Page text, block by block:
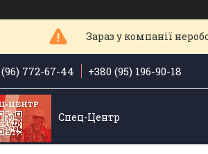
Зараз у компанії
(96) 772-67-44 +380 (95) 196-90-18
Спец-Центр